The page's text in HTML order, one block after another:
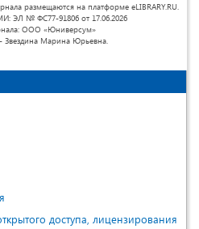
размещаются на платформе eLIBRARY.RU.
ЭЛ № ФС77-91806 от 17.06.2026
ООО «Юниверсум»
Звездина Марина Юрьевна.
доступа, лицензирования